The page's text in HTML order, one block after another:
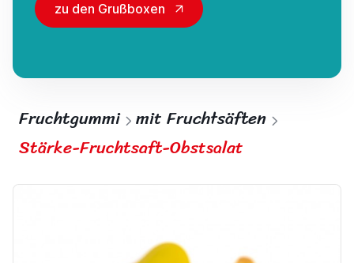
zu den Grußboxen
Fruchtgummi mit Fruchtsäften
Stärke-Fruchtsaft-Obstsalat